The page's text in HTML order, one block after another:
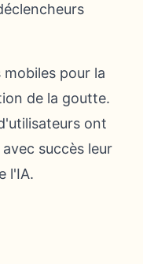
pour la
de la goutte.
ont
avec succès leur
l'IA.